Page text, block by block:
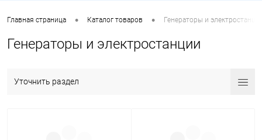
Главная страница • Каталог товаров • Генераторы и
Генераторы и электростанции
Уточнить раздел